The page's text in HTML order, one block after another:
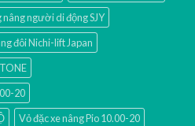
nâng người di động SJY
đôi Nichi-lift Japan
20
Vỏ đặc xe nâng Pio 10.00-20